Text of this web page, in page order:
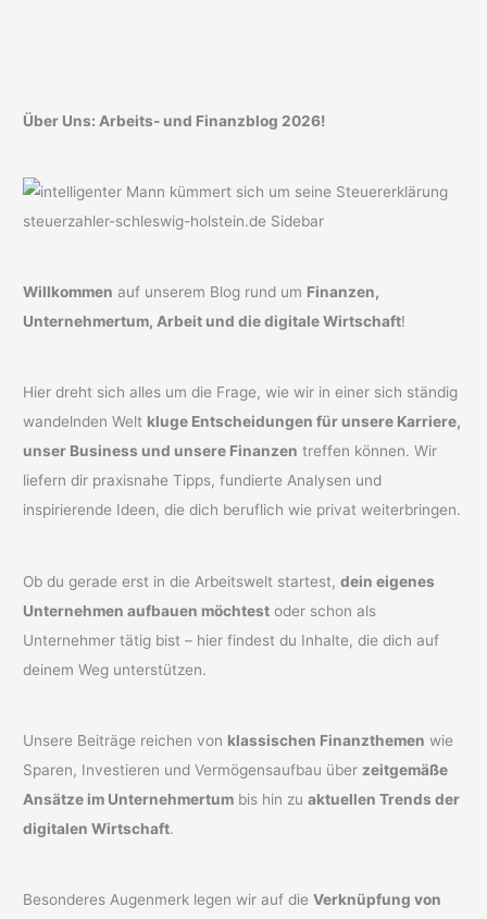
Über Uns: Arbeits- und Finanzblog 2026!
Willkommen auf unserem Blog rund um Finanzen,
Unternehmertum, Arbeit und die digitale Wirtschaft!
Hier dreht sich alles um die Frage, wie wir in einer sich ständig
wandelnden Welt kluge Entscheidungen für unsere Karriere,
unser Business und unsere Finanzen treffen können. Wir
liefern dir praxisnahe Tipps, fundierte Analysen und
inspirierende Ideen, die dich beruflich wie privat weiterbringen.
Ob du gerade erst in die Arbeitswelt startest,dein eigenes
Unternehmen aufbauen möchtest oder schon als
Unternehmer tätig bist – hier findest du Inhalte, die dich auf
deinem Weg unterstützen.
Unsere Beiträge reichen von klassischen Finanzthemen wie
Sparen, Investieren und Vermögensaufbau über zeitgemäße
Ansätze im Unternehmertum bis hin zuaktuellen Trends der
digitalen Wirtschaft.
Besonderes Augenmerk legen wir auf dieVerknüpfung von